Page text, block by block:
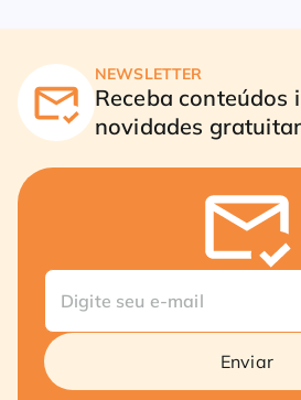
NEWSLETTER
Receba conteúdos
novidades
Enviar